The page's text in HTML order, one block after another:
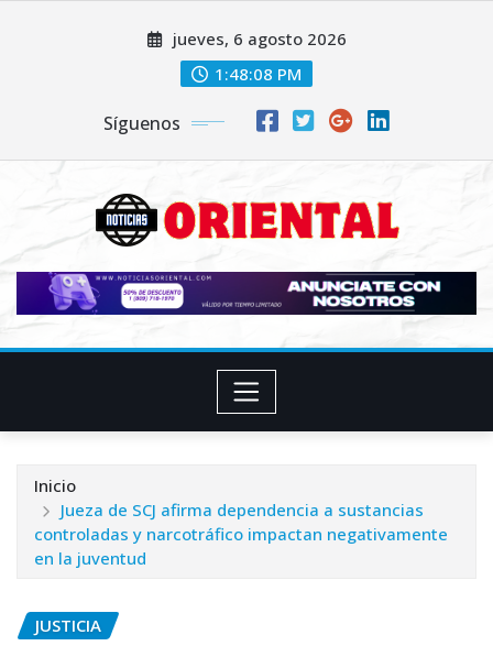
jueves, 6 agosto 2026
1:48:10 PM
Síguenos
Inicio
Jueza de SCJ afirma dependencia a sustancias
controladas y narcotráfico impactan negativamente
en la juventud
JUSTICIA